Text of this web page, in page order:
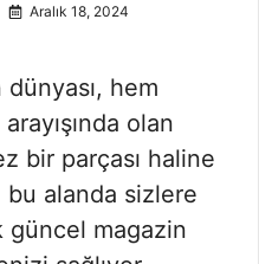
Aralık 18, 2024
hem
olan
bir parçası haline
alanda sizlere
güncel magazin